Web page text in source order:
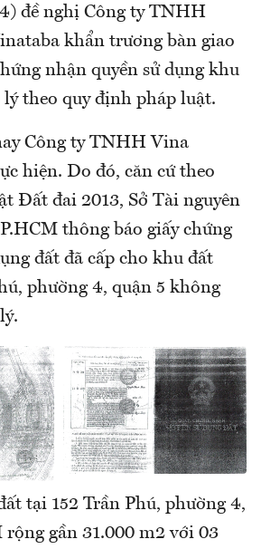
đề nghị Công ty TNHH
khẩn trương bàn giao
nhận quyền sử dụng khu
lý theo quy định pháp luật.
Công ty TNHH Vina
hiện. Do đó, căn cứ theo
Đất đai 2013, Sở Tài nguyên
thông báo giấy chứng
đất đã cấp cho khu đất
phường 4, quận 5 không
tại 152 Trần Phú, phường 4,
rộng gần 31.000 m2 với 03